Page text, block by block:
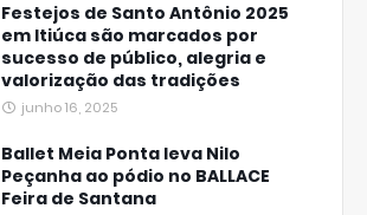
Festejos de Santo Antônio 2025
em Itiúca são marcados por
sucesso de público, alegria e
valorização das tradições
junho 16, 2025
Ballet Meia Ponta leva Nilo
Peçanha ao pódio no BALLACE
Feira de Santana